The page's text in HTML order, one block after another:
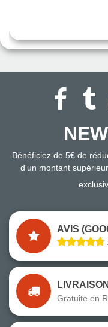
Bénéficiez de 5€ de
d'un montant
AVIS
Gratuite en